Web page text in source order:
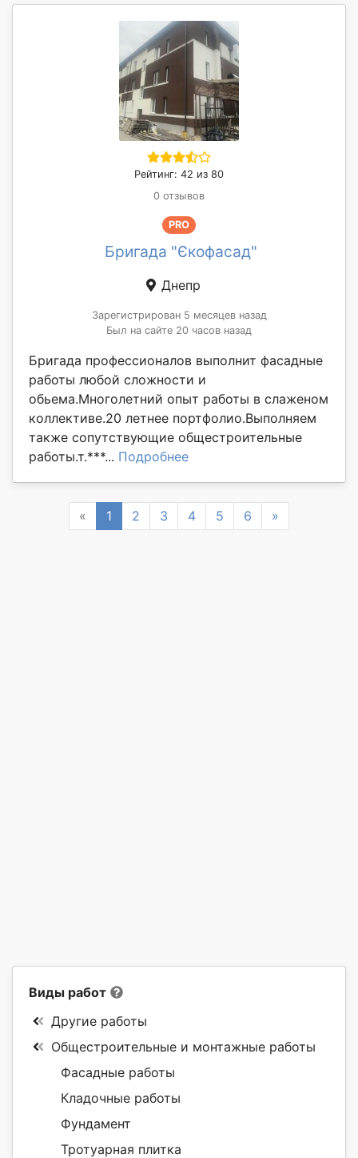
Рейтинг: 42 из 80
0 отзывов
PRO
Бригада "Єкофасад"
Днепр
Зарегистрирован 5 месяцев назад
Был на сайте 20 часов назад
Бригада профессионалов выполнит фасадные
работы любой сложности и
обьема.Многолетний опыт работы в слаженом
коллективе.20 летнее портфолио.Выполняем
также сопутствующие общестроительные
работы.т.***... Подробнее
« Previous
1 2 3 4 5 6 »
Виды работ
Другие работы
Общестроительные и монтажные работы
Фасадные работы
Кладочные работы
Фундамент
Тротуарная плитка